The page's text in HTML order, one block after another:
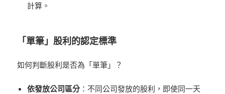
計算。
「單筆」股利的認定標準
如何判斷股利是否為「單筆」？
依發放公司區分 ：不同公司發放的股利，即使同一天